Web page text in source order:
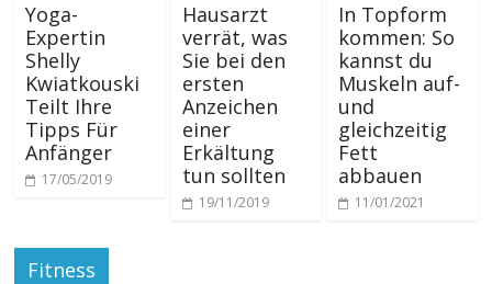
Yoga-
Expertin
Shelly
Kwiatkouski
Teilt Ihre
Tipps Für
Anfänger
17/05/2019
Hausarzt
verrät, was
Sie bei den
ersten
Anzeichen
einer
Erkältung
tun sollten
19/11/2019
In Topform
kommen: So
kannst du
Muskeln auf-
und
gleichzeitig
Fett
abbauen
11/01/2021
Fitness